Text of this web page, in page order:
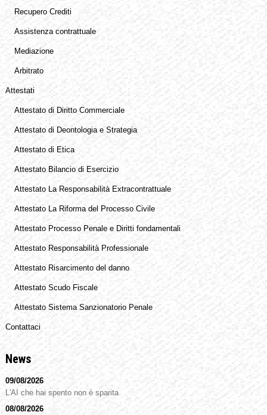
Recupero Crediti
Assistenza contrattuale
Mediazione
Arbitrato
Attestati
Attestato di Diritto Commerciale
Attestato di Deontologia e Strategia
Attestato di Etica
Attestato Bilancio di Esercizio
Attestato La Responsabilità Extracontrattuale
Attestato La Riforma del Processo Civile
Attestato Processo Penale e Diritti fondamentali
Attestato Responsabilità Professionale
Attestato Risarcimento del danno
Attestato Scudo Fiscale
Attestato Sistema Sanzionatorio Penale
Contattaci
News
09/08/2026
L'AI che hai spento non è sparita
08/08/2026